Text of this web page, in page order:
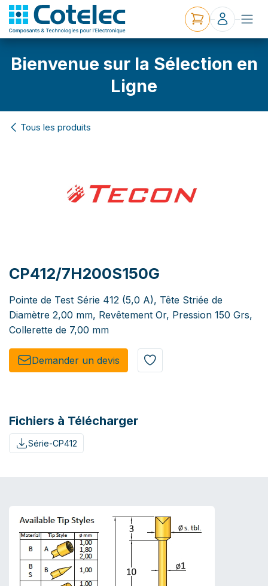
Bienvenue sur la Sélection en
Ligne
Tous les produits
CP412/7H200S150G
Pointe de Test Série 412 (5,0 A), Tête Striée de
Diamètre 2,00 mm, Revêtement Or, Pression 150 Grs,
Collerette de 7,00 mm
Demander un de​​vis​​
Fichiers à Télécharger
Série-CP412